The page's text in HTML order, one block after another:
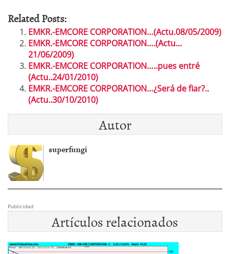
Related Posts:
EMKR.-EMCORE CORPORATION…(Actu.08/05/2009)
EMKR.-EMCORE CORPORATION….(Actu…
21/06/2009)
EMKR.-EMCORE CORPORATION…..pues entré
(Actu..24/01/2010)
EMKR.-EMCORE CORPORATION…¿Será de fiar?..
(Actu..30/10/2010)
Autor
superfungi
Publicidad
Artículos relacionados